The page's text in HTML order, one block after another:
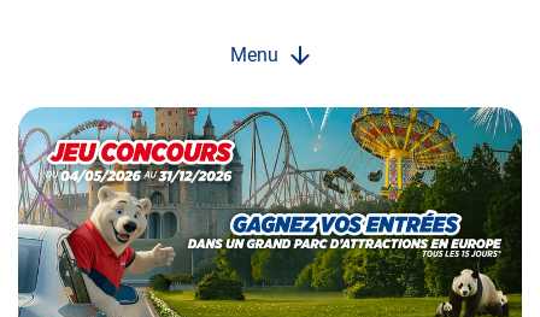
Menu
Opération
spéciale
Mai
-
Décembre
2026
Locations